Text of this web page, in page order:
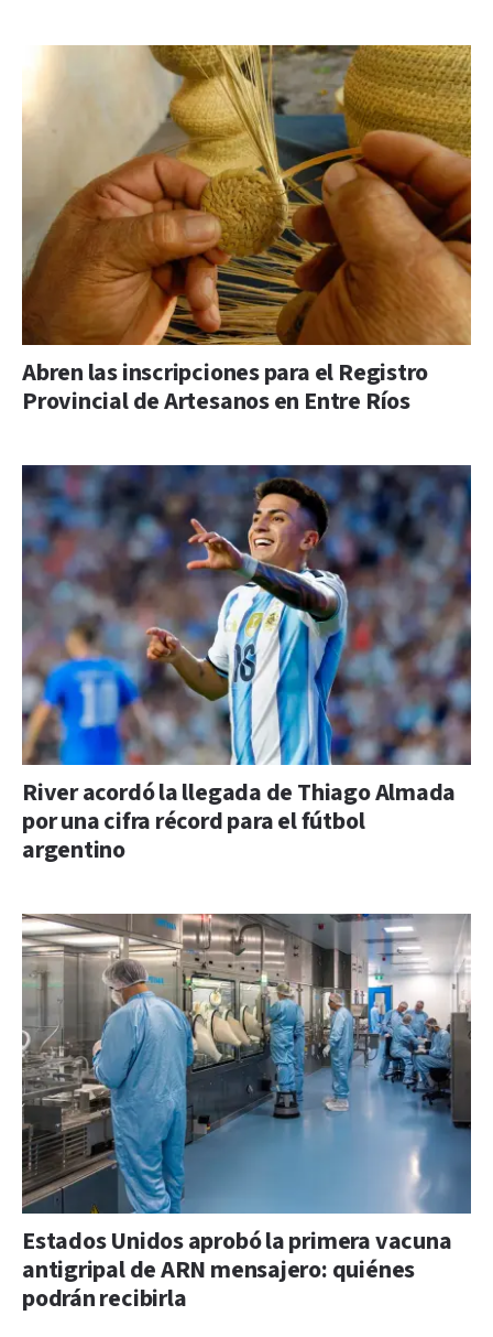
Abren las inscripciones para el Registro
Provincial de Artesanos en Entre Ríos
River acordó la llegada de Thiago Almada
por una cifra récord para el fútbol
argentino
Estados Unidos aprobó la primera vacuna
antigripal de ARN mensajero: quiénes
podrán recibirla